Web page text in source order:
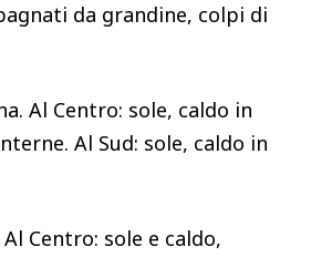
da grandine, colpi di
Al Centro: sole, caldo in
Al Sud: sole, caldo in
Centro: sole e caldo,